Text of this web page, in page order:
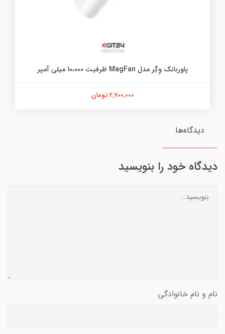
پاوربانک وِگِر مدل MagFan ظرفیت 10،000 میلی آمپر
2,700,000 تومان
دیدگاه‌ها
دیدگاه خود را بنویسید
نام و نام خانوادگی